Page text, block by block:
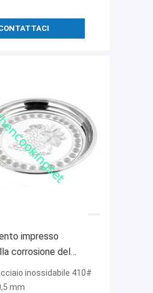
impresso
corrosione del
inossidabile di
inossidabile 410#
mm